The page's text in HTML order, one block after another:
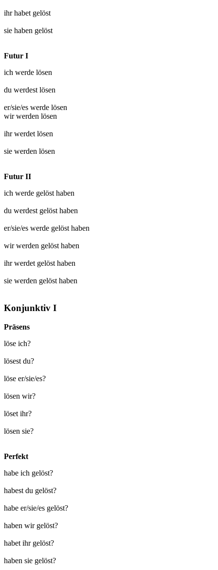
ihr habet gelöst
sie haben gelöst
Futur I
ich werde lösen
du werdest lösen
er/sie/es werde lösen
wir werden lösen
ihr werdet lösen
sie werden lösen
Futur II
ich werde gelöst haben
du werdest gelöst haben
er/sie/es werde gelöst haben
wir werden gelöst haben
ihr werdet gelöst haben
sie werden gelöst haben
Konjunktiv I
Präsens
löse ich?
lösest du?
löse er/sie/es?
lösen wir?
löset ihr?
lösen sie?
Perfekt
habe ich gelöst?
habest du gelöst?
habe er/sie/es gelöst?
haben wir gelöst?
habet ihr gelöst?
haben sie gelöst?